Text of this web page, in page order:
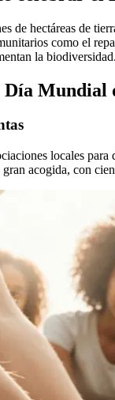
de hectáreas de
como el
la
Mundial
locales
acogida, con